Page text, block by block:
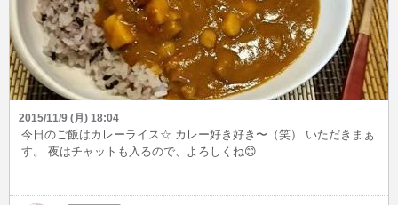
2015/11/9 (月) 18:04
今日のご飯はカレーライス☆ カレー好き好き〜（笑） いただきまぁ
す。 夜はチャットも入るので、よろしくね😊